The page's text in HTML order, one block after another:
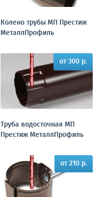
Колено трубы МП Престиж
МеталлПрофиль
от 300 р.
Труба водосточная МП
Престиж МеталлПрофиль
от 210 р.